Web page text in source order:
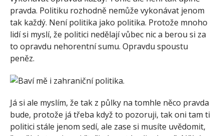
pravda. Politiku rozhodně nemůže vykonávat jenom
tak každý. Není politika jako politika. Protože mnoho
lidí si myslí, že politici nedělají vůbec nic a berou si za
to opravdu nehorentní sumu. Opravdu spoustu
peněz.
Já si ale myslím, že tak z půlky na tomhle něco pravda
bude, protože já třeba když to pozoruji, tak oni tam ti
politici stále jenom sedí, ale zase si musíte uvědomit,